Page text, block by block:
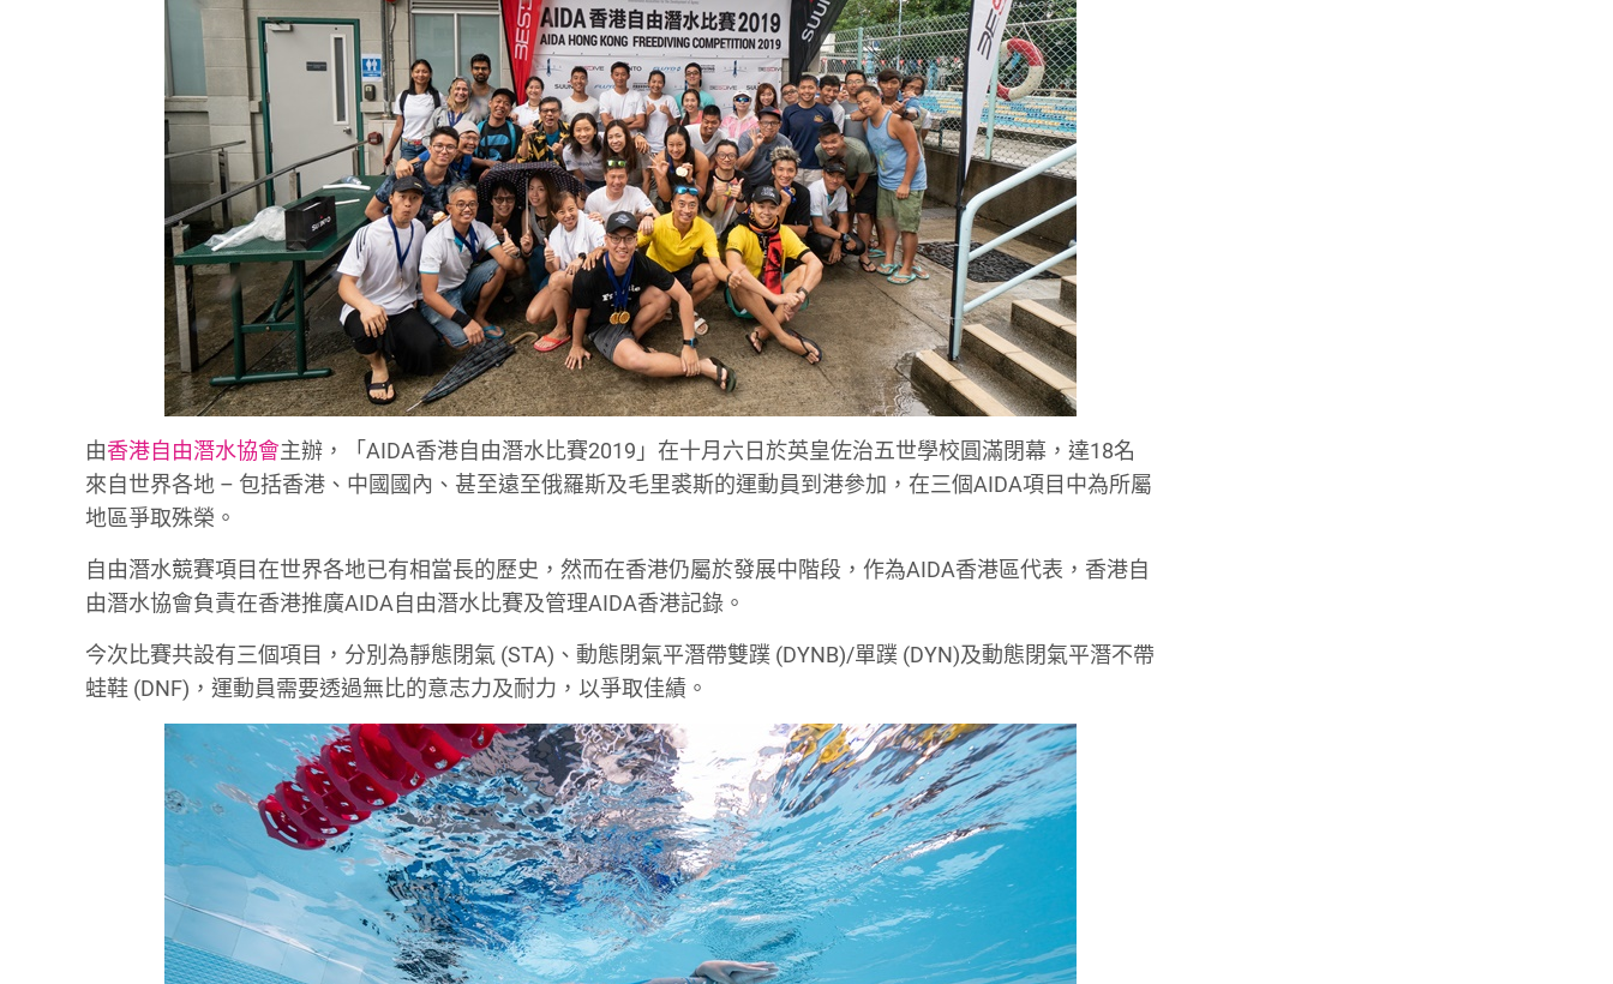
由香港自由潛水協會主辦，「AIDA香港自由潛水比賽2019」在十月六日於英皇佐治五世學校圓滿閉幕，達18名
來自世界各地 – 包括香港、中國國內、甚至遠至俄羅斯及毛里裘斯的運動員到港參加，在三個AIDA項目中為所屬
地區爭取殊榮。
自由潛水競賽項目在世界各地已有相當長的歷史，然而在香港仍屬於發展中階段，作為AIDA香港區代表，香港自
由潛水協會負責在香港推廣AIDA自由潛水比賽及管理AIDA香港記錄。
今次比賽共設有三個項目，分別為靜態閉氣 (STA)、動態閉氣平潛帶雙蹼 (DYNB)/單蹼 (DYN)及動態閉氣平潛不帶
蛙鞋 (DNF)，運動員需要透過無比的意志力及耐力，以爭取佳績。